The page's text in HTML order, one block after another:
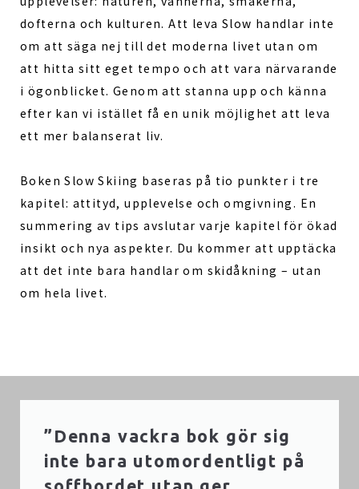
dofterna och kulturen. Att leva Slow handlar inte
om att säga nej till det moderna livet utan om
att hitta sitt eget tempo och att vara närvarande
i ögonblicket. Genom att stanna upp och känna
efter kan vi istället få en unik möjlighet att leva
ett mer balanserat liv.
Boken Slow Skiing baseras på tio punkter i tre
kapitel: attityd, upplevelse och omgivning. En
summering av tips avslutar varje kapitel för ökad
insikt och nya aspekter. Du kommer att upptäcka
att det inte bara handlar om skidåkning – utan
om hela livet.
”Denna vackra bok gör sig
inte bara utomordentligt på